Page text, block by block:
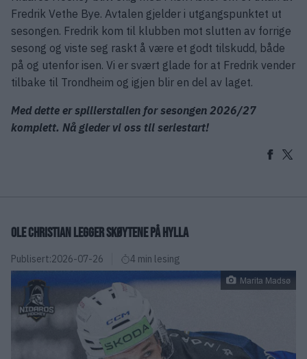
Fredrik Vethe Bye. Avtalen gjelder i utgangspunktet ut
sesongen. Fredrik kom til klubben mot slutten av forrige
sesong og viste seg raskt å være et godt tilskudd, både
på og utenfor isen. Vi er svært glade for at Fredrik vender
tilbake til Trondheim og igjen blir en del av laget.
Med dette er spillerstallen for sesongen 2026/27
komplett. Nå gleder vi oss til seriestart!
OLE CHRISTIAN LEGGER SKØYTENE PÅ HYLLA
Publisert:2026-07-26 4 min lesing
Marita Madsø